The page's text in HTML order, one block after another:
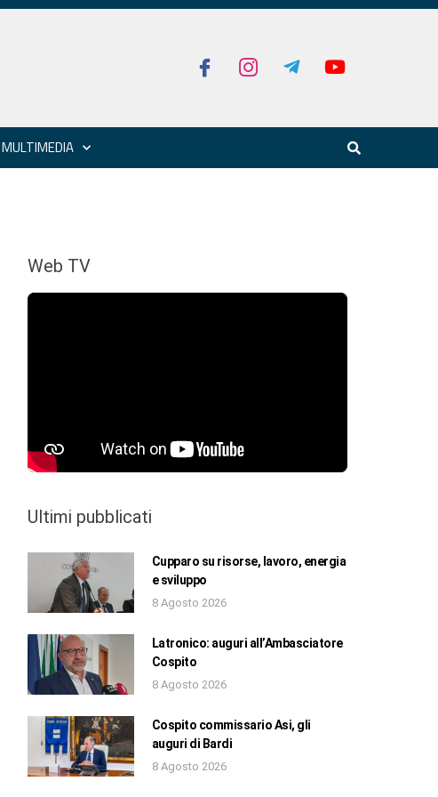
MULTIMEDIA
Web TV
Ultimi pubblicati
Cupparo su risorse, lavoro, energia
e sviluppo
8 Agosto 2026
Latronico: auguri all’Ambasciatore
Cospito
8 Agosto 2026
Cospito commissario Asi, gli
auguri di Bardi
8 Agosto 2026